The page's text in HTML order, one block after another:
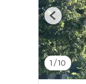
1 /10
Previous